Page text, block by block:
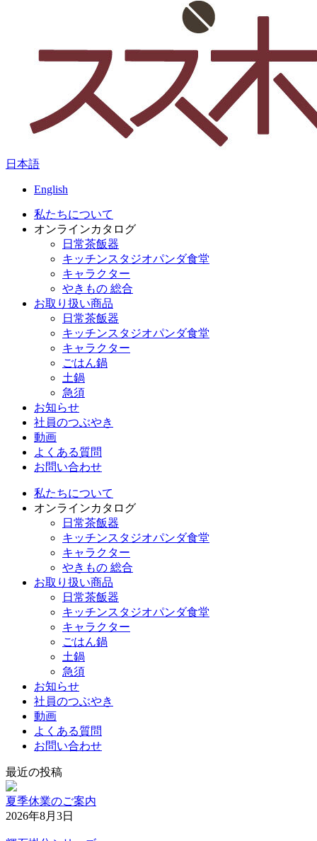
日本語
English
私たちについて
オンラインカタログ
日常茶飯器
キッチンスタジオパンダ食堂
キャラクター
やきもの 総合
お取り扱い商品
日常茶飯器
キッチンスタジオパンダ食堂
キャラクター
ごはん鍋
土鍋
急須
お知らせ
社員のつぶやき
動画
よくある質問
お問い合わせ
私たちについて
オンラインカタログ
日常茶飯器
キッチンスタジオパンダ食堂
キャラクター
やきもの 総合
お取り扱い商品
日常茶飯器
キッチンスタジオパンダ食堂
キャラクター
ごはん鍋
土鍋
急須
お知らせ
社員のつぶやき
動画
よくある質問
お問い合わせ
最近の投稿
夏季休業のご案内
2026年8月3日